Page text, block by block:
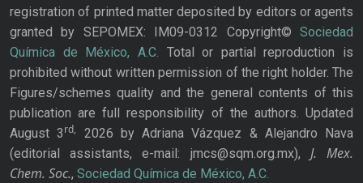
registration of printed matter deposited by editors or agents
granted by SEPOMEX: IM09-0312 Copyright© Sociedad
Química de México, A.C. Total or partial reproduction is
prohibited without written permission of the right holder. The
Figures/schemes quality and the general contents of this
publication are full responsibility of the authors. Updated
August 3rd,
2026 by Adriana Vázquez & Alejandro Nava
(editorial assistants, e-mail: jmcs@sqm.org.mx), J. Mex.
Chem. Soc., Sociedad Química de México, A.C.